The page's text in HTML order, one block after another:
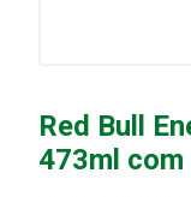
Red Bull
473ml